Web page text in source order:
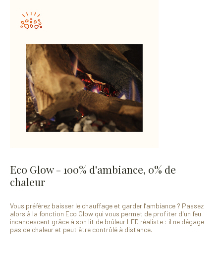
Eco Glow - 100% d'ambiance, 0% de
chaleur
Vous préférez baisser le chauffage et garder l’ambiance ? Passez
alors à la fonction Eco Glow qui vous permet de profiter d'un feu
incandescent grâce à son lit de brûleur LED réaliste : il ne dégage
pas de chaleur et peut être contrôlé à distance.